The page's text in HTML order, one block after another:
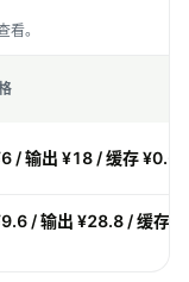
。
/ 输出 ¥18 / 缓存 ¥0.6
/ 输出 ¥28.8 / 缓存